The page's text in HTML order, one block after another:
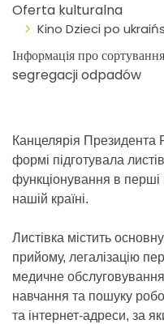
Oferta kulturalna
Kino Dzieci po
Інформація про
segregacji odpadów
Канцелярія Президента
формі підготувала
функціонування в перші
нашій країні.
Листівка містить
прийому, легалізацію
медичне
навчання та пошуку
та інтернет-адреси, за